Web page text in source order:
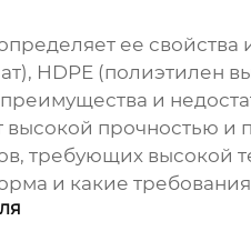
ее свойства
HDPE (полиэтилен
и
высокой прочностью и
требующих высокой
и какие